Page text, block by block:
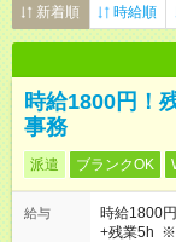
新着順 時給順
時給1800円！
事務
派遣 ブランクOK
給与
時給1800
+残業5h ※